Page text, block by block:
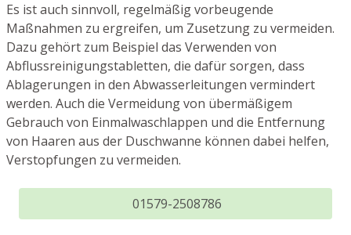
Es ist auch sinnvoll, regelmäßig vorbeugende
Maßnahmen zu ergreifen, um Zusetzung zu vermeiden.
Dazu gehört zum Beispiel das Verwenden von
Abflussreinigungstabletten, die dafür sorgen, dass
Ablagerungen in den Abwasserleitungen vermindert
werden. Auch die Vermeidung von übermäßigem
Gebrauch von Einmalwaschlappen und die Entfernung
von Haaren aus der Duschwanne können dabei helfen,
Verstopfungen zu vermeiden.
01579-2508786